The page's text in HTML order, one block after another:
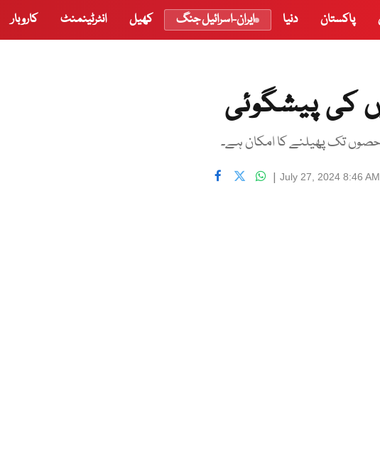
پاکستان دنیا ایران-اسرائیل جنگ کھیل انٹرٹینمنٹ کاروبار
کی پیشگوئی
July 27, 2024 8:46 AM
|